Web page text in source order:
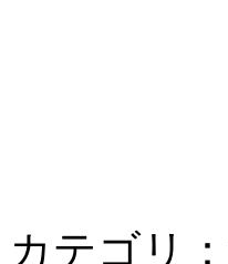
カテゴリ：